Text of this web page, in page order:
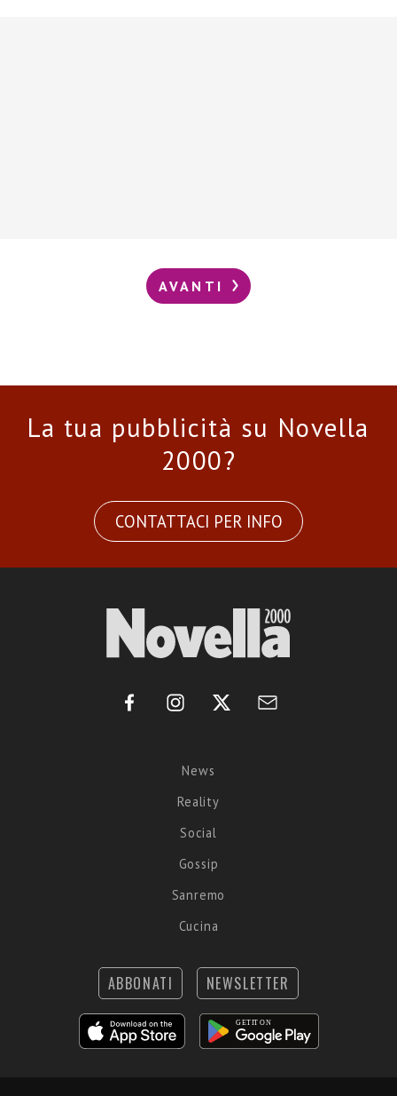
AVANTI
La tua pubblicità su Novella
2000?
CONTATTACI PER INFO
News
Reality
Social
Gossip
Sanremo
Cucina
ABBONATI NEWSLETTER